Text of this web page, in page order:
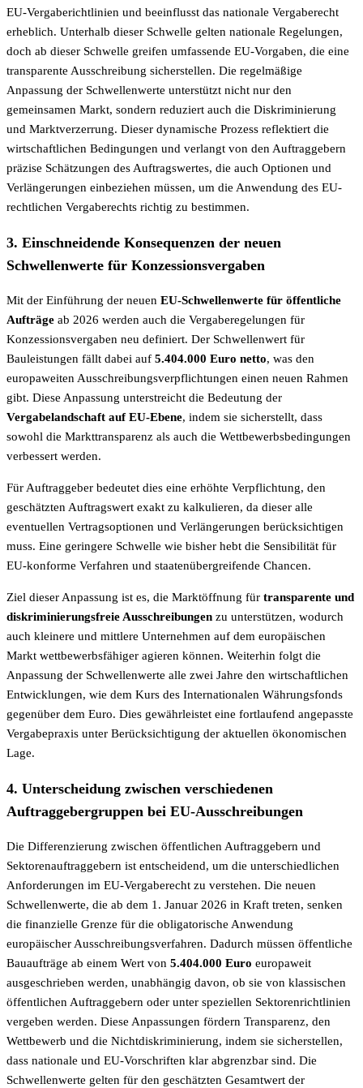
EU-Vergaberichtlinien und beeinflusst das nationale Vergaberecht
erheblich. Unterhalb dieser Schwelle gelten nationale Regelungen,
doch ab dieser Schwelle greifen umfassende EU-Vorgaben, die eine
transparente Ausschreibung sicherstellen. Die regelmäßige
Anpassung der Schwellenwerte unterstützt nicht nur den
gemeinsamen Markt, sondern reduziert auch die Diskriminierung
und Marktverzerrung. Dieser dynamische Prozess reflektiert die
wirtschaftlichen Bedingungen und verlangt von den Auftraggebern
präzise Schätzungen des Auftragswertes, die auch Optionen und
Verlängerungen einbeziehen müssen, um die Anwendung des EU-
rechtlichen Vergaberechts richtig zu bestimmen.
3. Einschneidende Konsequenzen der neuen
Schwellenwerte für Konzessionsvergaben
Mit der Einführung der neuen EU-Schwellenwerte für öffentliche
Aufträge ab 2026 werden auch die Vergaberegelungen für
Konzessionsvergaben neu definiert. Der Schwellenwert für
Bauleistungen fällt dabei auf 5.404.000 Euro netto, was den
europaweiten Ausschreibungsverpflichtungen einen neuen Rahmen
gibt. Diese Anpassung unterstreicht die Bedeutung der
Vergabelandschaft auf EU-Ebene, indem sie sicherstellt, dass
sowohl die Markttransparenz als auch die Wettbewerbsbedingungen
verbessert werden.
Für Auftraggeber bedeutet dies eine erhöhte Verpflichtung, den
geschätzten Auftragswert exakt zu kalkulieren, da dieser alle
eventuellen Vertragsoptionen und Verlängerungen berücksichtigen
muss. Eine geringere Schwelle wie bisher hebt die Sensibilität für
EU-konforme Verfahren und staatenübergreifende Chancen.
Ziel dieser Anpassung ist es, die Marktöffnung für transparente und
diskriminierungsfreie Ausschreibungen zu unterstützen, wodurch
auch kleinere und mittlere Unternehmen auf dem europäischen
Markt wettbewerbsfähiger agieren können. Weiterhin folgt die
Anpassung der Schwellenwerte alle zwei Jahre den wirtschaftlichen
Entwicklungen, wie dem Kurs des Internationalen Währungsfonds
gegenüber dem Euro. Dies gewährleistet eine fortlaufend angepasste
Vergabepraxis unter Berücksichtigung der aktuellen ökonomischen
Lage.
4. Unterscheidung zwischen verschiedenen
Auftraggebergruppen bei EU-Ausschreibungen
Die Differenzierung zwischen öffentlichen Auftraggebern und
Sektorenauftraggebern ist entscheidend, um die unterschiedlichen
Anforderungen im EU-Vergaberecht zu verstehen. Die neuen
Schwellenwerte, die ab dem 1. Januar 2026 in Kraft treten, senken
die finanzielle Grenze für die obligatorische Anwendung
europäischer Ausschreibungsverfahren. Dadurch müssen öffentliche
Bauaufträge ab einem Wert von 5.404.000 Euro europaweit
ausgeschrieben werden, unabhängig davon, ob sie von klassischen
öffentlichen Auftraggebern oder unter speziellen Sektorenrichtlinien
vergeben werden. Diese Anpassungen fördern Transparenz, den
Wettbewerb und die Nichtdiskriminierung, indem sie sicherstellen,
dass nationale und EU-Vorschriften klar abgrenzbar sind. Die
Schwellenwerte gelten für den geschätzten Gesamtwert der